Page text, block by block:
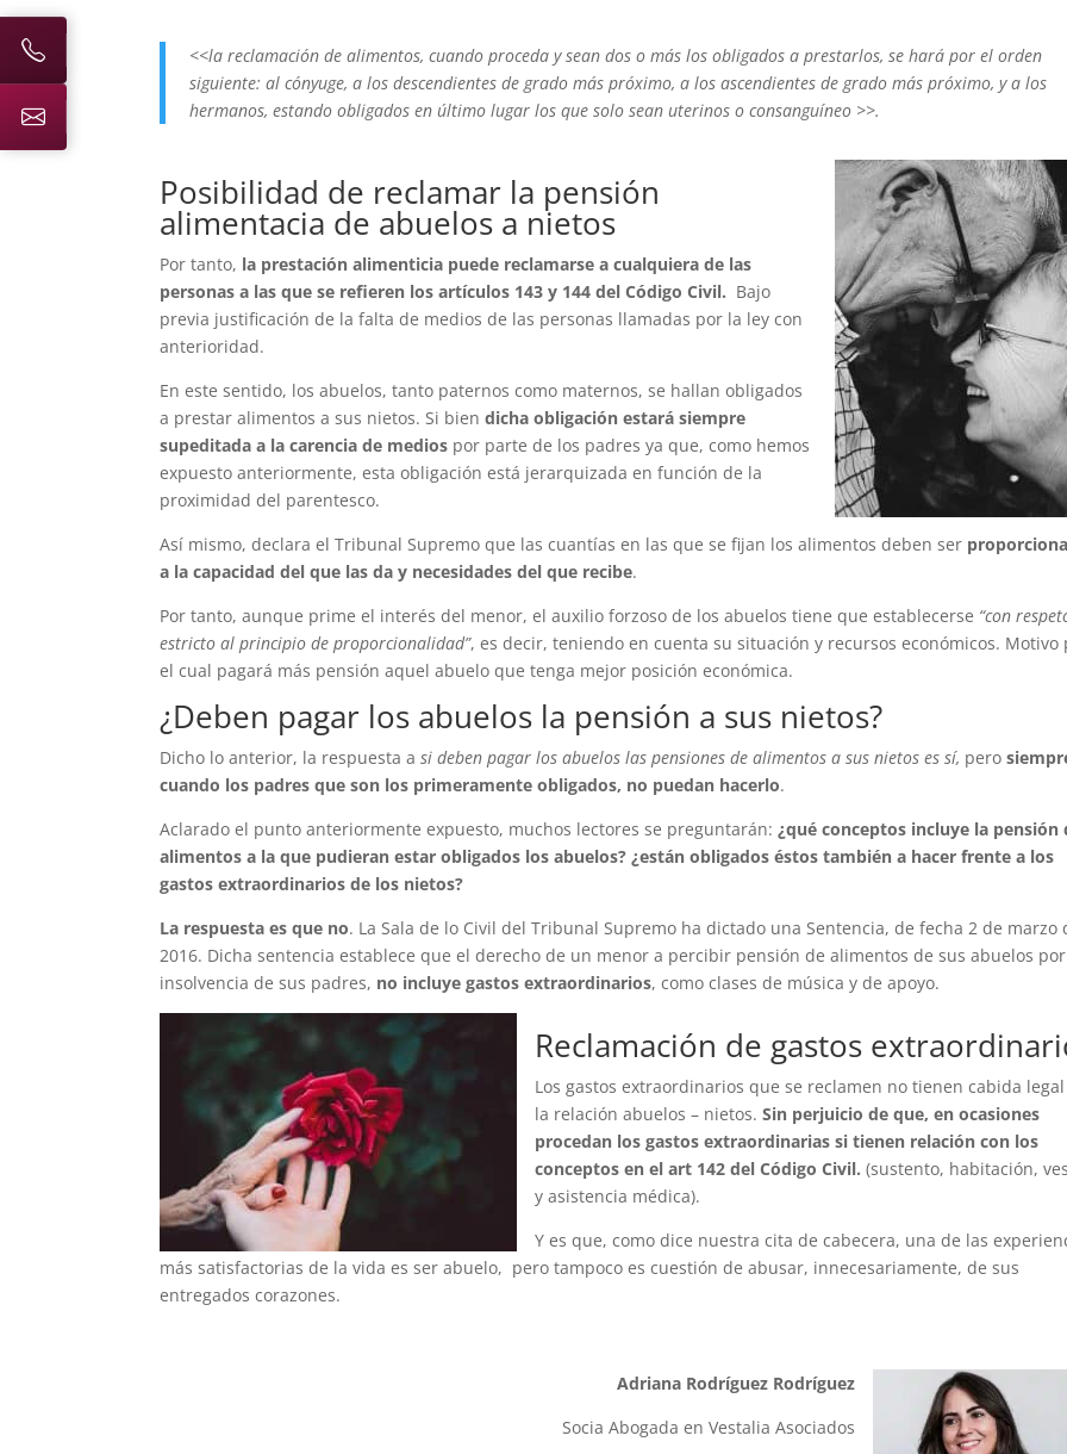
<<la reclamación de alimentos, cuando proceda y sean dos o más los obligados a prestarlos, se hará por el orden
siguiente: al cónyuge, a los descendientes de grado más próximo, a los ascendientes de grado más próximo, y a los
hermanos, estando obligados en último lugar los que solo sean uterinos o consanguíneo >>.
Posibilidad de reclamar la pensión
alimentacia de abuelos a nietos
Por tanto, la prestación alimenticia puede reclamarse a cualquiera de las
personas a las que se refieren los artículos 143 y 144 del Código Civil. Bajo
previa justificación de la falta de medios de las personas llamadas por la ley con
anterioridad.
En este sentido, los abuelos, tanto paternos como maternos, se hallan obligados
a prestar alimentos a sus nietos. Si biendicha obligación estará siempre
supeditada a la carencia de medios por parte de los padres ya que, como hemos
expuesto anteriormente, esta obligación está jerarquizada en función de la
proximidad del parentesco.
Así mismo, declara el Tribunal Supremo que las cuantías en las que se fijan los alimentos deben ser
a la capacidad del que las da y necesidades del que recibe.
Por tanto, aunque prime el interés del menor, el auxilio forzoso de los abuelos tiene que establecerse “con
estricto al principio de proporcionalidad”, es decir, teniendo en cuenta su situación y recursos económicos. Motivo
el cual pagará más pensión aquel abuelo que tenga mejor posición económica.
¿Deben pagar los abuelos la pensión a sus nietos?
Dicho lo anterior, la respuesta asi deben pagar los abuelos las pensiones de alimentos a sus nietos es sí, pero
cuando los padres que son los primeramente obligados, no puedan hacerlo.
Aclarado el punto anteriormente expuesto, muchos lectores se preguntarán: ¿qué conceptos incluye la pensión
alimentos a la que pudieran estar obligados los abuelos? ¿están obligados éstos también a hacer frente a los
gastos extraordinarios de los nietos?
La respuesta es que no. La Sala de lo Civil del Tribunal Supremo ha dictado una Sentencia, de fecha 2 de marzo
2016. Dicha sentencia establece que el derecho de un menor a percibir pensión de alimentos de sus abuelos por
insolvencia de sus padres, no incluye gastos extraordinarios, como clases de música y de apoyo.
Reclamación de gastos
Los gastos extraordinarios que se reclamen no tienen cabida
la relación abuelos – nietos.Sin perjuicio de que, en ocasiones
procedan los gastos extraordinarias si tienen relación con los
conceptos en el art 142 del Código Civil. (sustento, habitación,
y asistencia médica).
Y es que, como dice nuestra cita de cabecera, una de las
más satisfactorias de la vida es ser abuelo, pero tampoco es cuestión de abusar, innecesariamente, de sus
entregados corazones.
Adriana Rodríguez Rodríguez
Socia Abogada en Vestalia Asociados